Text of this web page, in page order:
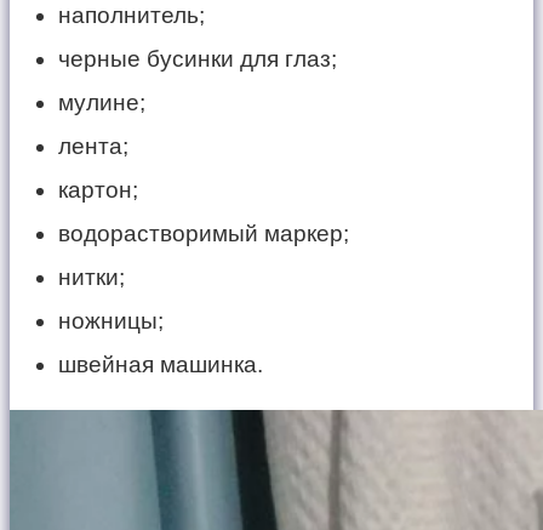
наполнитель;
черные бусинки для глаз;
мулине;
лента;
картон;
водорастворимый маркер;
нитки;
ножницы;
швейная машинка.